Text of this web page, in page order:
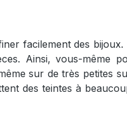
facilement des bijoux.
Ainsi, vous-même
sur de très petites
des teintes à